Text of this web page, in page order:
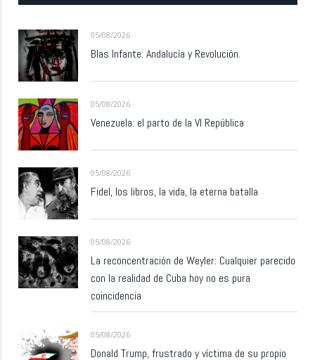
05/08/2026
Blas Infante: Andalucía y Revolución.
05/08/2026
Venezuela: el parto de la VI República
05/08/2026
Fidel, los libros, la vida, la eterna batalla
05/08/2026
La reconcentración de Weyler: Cualquier parecido
con la realidad de Cuba hoy no es pura
coincidencia
05/08/2026
Donald Trump, frustrado y víctima de su propio